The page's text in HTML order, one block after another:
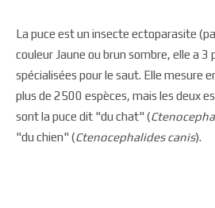
La puce est un insecte ectoparasite
couleur Jaune ou brun sombre, elle a 3
spécialisées pour le saut. Elle mesure
plus de 2500 espèces, mais les deux
sont la puce dit "du chat" (
"du chien" (Ctenocephalides canis).